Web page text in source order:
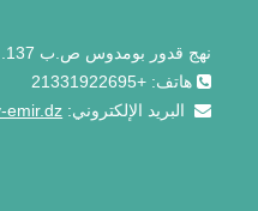
نهج قدور بومدوس ص.ب 137. قسنطينة
هاتف: +21331922695
البريد الإلكتروني: emir.dz